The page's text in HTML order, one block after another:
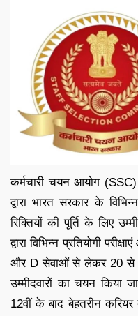
कर्मचारी चयन आयोग
द्वारा भारत सरकार के
रिक्तियों की पूर्ति के लिए
द्वारा विभिन्न प्रतियोगी
और D सेवाओं से लेकर 20 से
उम्मीदवारों का चयन किया
12वीं के बाद बेहतरीन